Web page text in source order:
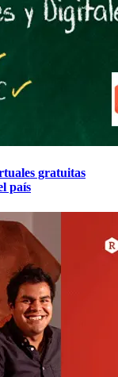
gratuitas
país